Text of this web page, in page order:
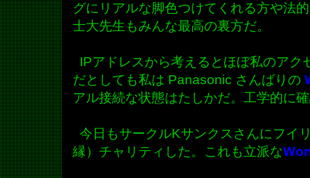
グにリアルな脚色つけてくれる方や法
士大先生もみんな最高の裏方だ。
IPアドレスから考えるとほぼ私のアク
だとしても私は Panasonic さんばりの
アル接続な状態はたしかだ。工学的に
今日もサークルKサンクスさんにフイ
縁）チャリティした。これも立派な